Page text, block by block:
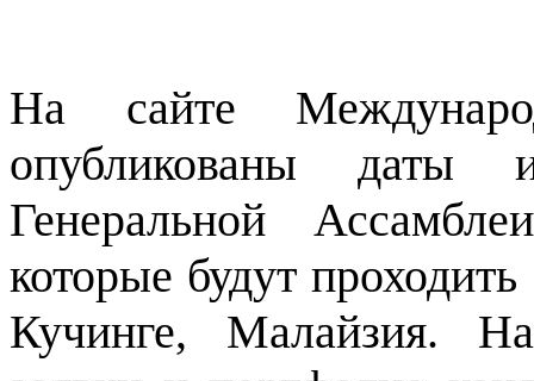
На сайте
опубликованы даты
Генеральной
которые будут
Кучинге, Малайзия.